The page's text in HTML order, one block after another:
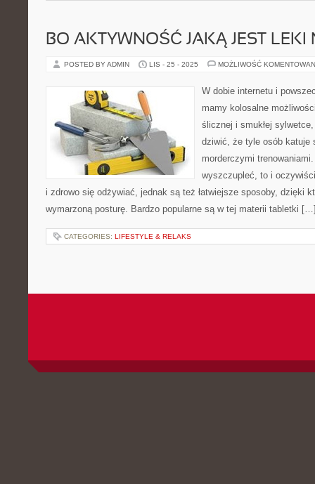
BO AKTYWNOŚĆ JAKĄ JEST LEKI
POSTED BY ADMIN LIS - 25 - 2025 MOŻLIWOŚĆ
W dobie internetu i
mamy kolosalne
ślicznej i smukłej
dziwić, że tyle osób katuje
morderczymi
wyszczupleć, to i
i zdrowo się odżywiać, jednak są też łatwiejsze sposoby, dzięki
wymarzoną posturę. Bardzo popularne są w tej materii tabletki
CATEGORIES: LIFESTYLE & RELAKS